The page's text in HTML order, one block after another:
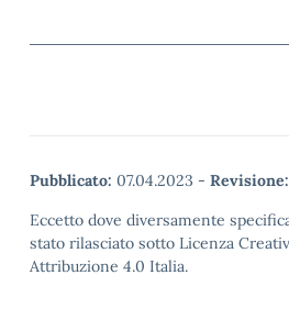
Pubblicato: 07.04.2023 - Revisione:
Eccetto dove diversamente
stato rilasciato sotto Licenza
Attribuzione 4.0 Italia.